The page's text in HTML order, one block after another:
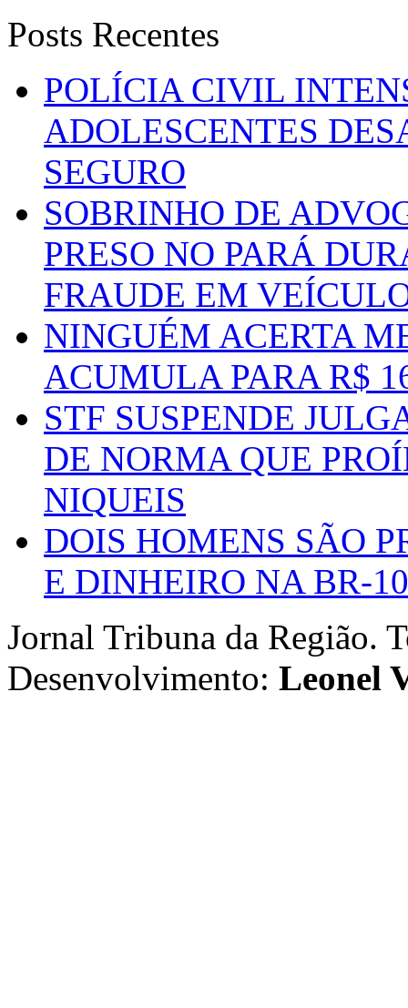
Posts Recentes
POLÍCIA CIVIL
ADOLESCENTES
SEGURO
SOBRINHO DE
PRESO NO PARÁ
FRAUDE EM
NINGUÉM ACERTA
ACUMULA PARA R$
STF SUSPENDE
DE NORMA QUE
NIQUEIS
DOIS HOMENS SÃO
E DINHEIRO NA BR-
Jornal Tribuna da Região.
Desenvolvimento: Leonel